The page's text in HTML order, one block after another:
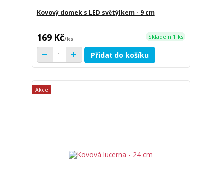
Kovový domek s LED světýlkem - 9 cm
169 Kč/ks Skladem 1 ks
Přidat do košíku
Akce